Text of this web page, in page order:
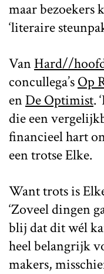
maar bezoekers
‘literaire
VanHard//
concullega’sOp
enDe Optimist.
die een
financieel hart
een trotse Elke.
Want trots is
‘Zoveel dingen
blij dat dit wél
heel belangrijk
makers,